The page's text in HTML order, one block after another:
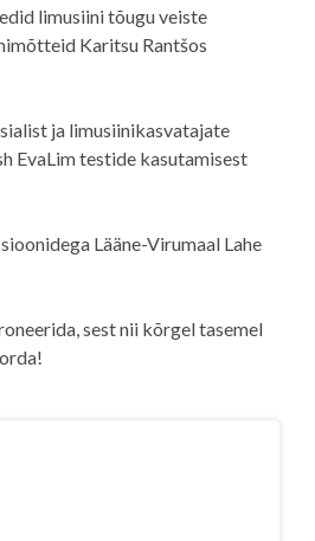
limusiini tõugu veiste
Karitsu Rantšos
ja limusiinikasvatajate
EvaLim testide kasutamisest
Lääne-Virumaal Lahe
sest nii kõrgel tasemel